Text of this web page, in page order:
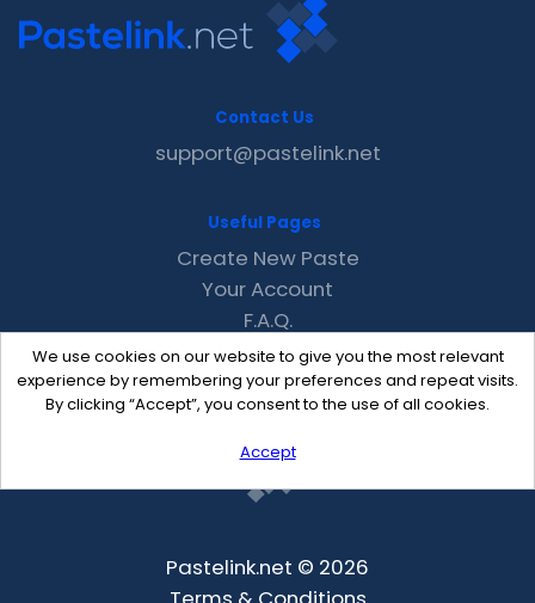
We use cookies on our website to give you the most relevant
experience by remembering your preferences and repeat visits.
By clicking “Accept”, you consent to the use of all cookies.
Accept
Contact Us
support@pastelink.net
Useful Pages
Create New Paste
Your Account
F.A.Q.
Recent
Contact
Pastelink.net © 2026